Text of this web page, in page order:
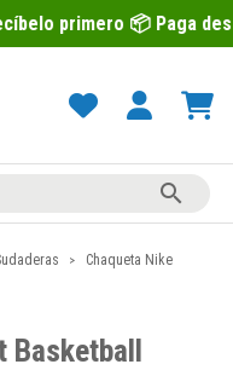
📦 Paga después con

Chaqueta Nike
Basketball